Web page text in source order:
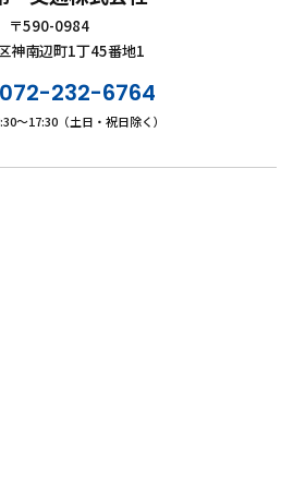
〒590-0984
神南辺町1丁45番地1
072-232-6764
～17:30（土日・祝日除く）